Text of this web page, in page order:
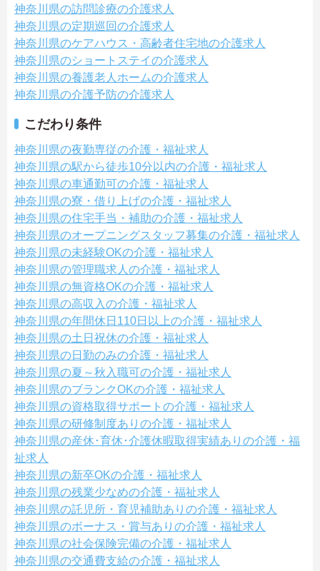
神奈川県の訪問診療の介護求人
神奈川県の定期巡回の介護求人
神奈川県のケアハウス・高齢者住宅地の介護求人
神奈川県のショートステイの介護求人
神奈川県の養護老人ホームの介護求人
神奈川県の介護予防の介護求人
こだわり条件
神奈川県の夜勤専従の介護・福祉求人
神奈川県の駅から徒歩10分以内の介護・福祉求人
神奈川県の車通勤可の介護・福祉求人
神奈川県の寮・借り上げの介護・福祉求人
神奈川県の住宅手当・補助の介護・福祉求人
神奈川県のオープニングスタッフ募集の介護・福祉求人
神奈川県の未経験OKの介護・福祉求人
神奈川県の管理職求人の介護・福祉求人
神奈川県の無資格OKの介護・福祉求人
神奈川県の高収入の介護・福祉求人
神奈川県の年間休日110日以上の介護・福祉求人
神奈川県の土日祝休の介護・福祉求人
神奈川県の日勤のみの介護・福祉求人
神奈川県の夏～秋入職可の介護・福祉求人
神奈川県のブランクOKの介護・福祉求人
神奈川県の資格取得サポートの介護・福祉求人
神奈川県の研修制度ありの介護・福祉求人
神奈川県の産休･育休･介護休暇取得実績ありの介護・福
祉求人
神奈川県の新卒OKの介護・福祉求人
神奈川県の残業少なめの介護・福祉求人
神奈川県の託児所・育児補助ありの介護・福祉求人
神奈川県のボーナス・賞与ありの介護・福祉求人
神奈川県の社会保険完備の介護・福祉求人
神奈川県の交通費支給の介護・福祉求人